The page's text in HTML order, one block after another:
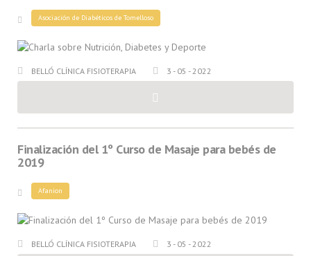
Asociación de Diabéticos de Tomelloso
BELLÓ CLÍNICA FISIOTERAPIA 3 - 05 - 2022
Finalización del 1º Curso de Masaje para bebés de
2019
Afanion
BELLÓ CLÍNICA FISIOTERAPIA 3 - 05 - 2022